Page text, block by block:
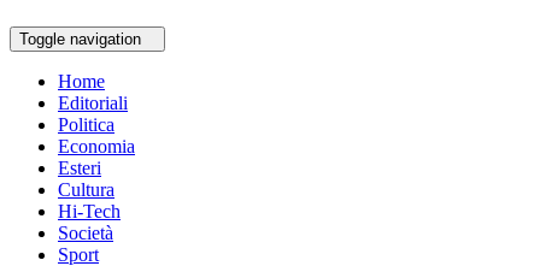
Toggle navigation
Home
Editoriali
Politica
Economia
Esteri
Cultura
Hi-Tech
Società
Sport